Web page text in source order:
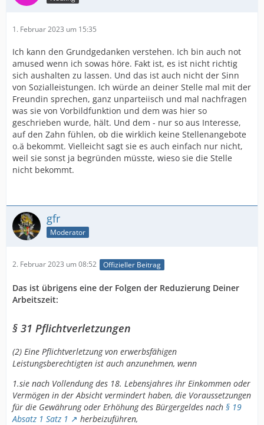
1. Februar 2023 um 15:35
Ich kann den Grundgedanken verstehen. Ich bin auch not
amused wenn ich sowas höre. Fakt ist, es ist nicht richtig
sich aushalten zu lassen. Und das ist auch nicht der Sinn
von Sozialleistungen. Ich würde an deiner Stelle mal mit der
Freundin sprechen, ganz unparteiisch und mal nachfragen
was sie von Vorbildfunktion und dem was hier so
geschrieben wurde, hält. Und dem - nur so aus Interesse,
auf den Zahn fühlen, ob die wirklich keine Stellenangebote
o.ä bekommt. Vielleicht sagt sie es auch einfach nur nicht,
weil sie sonst ja begründen müsste, wieso sie die Stelle
nicht bekommt.
gfr
Moderator
2. Februar 2023 um 08:52 Offizieller Beitrag
Das ist übrigens eine der Folgen der Reduzierung Deiner
Arbeitszeit:
§ 31 Pflichtverletzungen
(2) Eine Pflichtverletzung von erwerbsfähigen
Leistungsberechtigten ist auch anzunehmen, wenn
1.sie nach Vollendung des 18. Lebensjahres ihr Einkommen oder
Vermögen in der Absicht vermindert haben, die Voraussetzungen
für die Gewährung oder Erhöhung des Bürgergeldes nach § 19
Absatz 1 Satz 1
herbeizuführen,